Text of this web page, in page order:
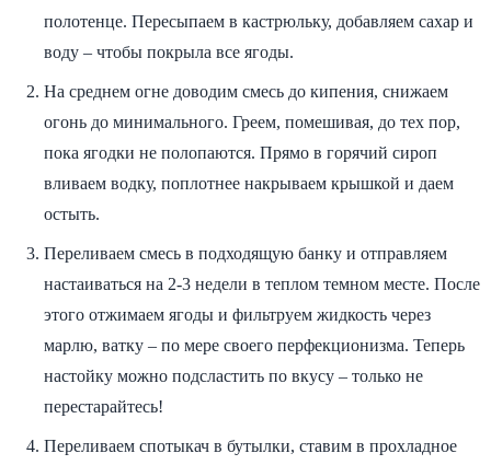
полотенце. Пересыпаем в кастрюльку, добавляем сахар и
воду – чтобы покрыла все ягоды.
На среднем огне доводим смесь до кипения, снижаем
огонь до минимального. Греем, помешивая, до тех пор,
пока ягодки не полопаются. Прямо в горячий сироп
вливаем водку, поплотнее накрываем крышкой и даем
остыть.
Переливаем смесь в подходящую банку и отправляем
настаиваться на 2-3 недели в теплом темном месте. После
этого отжимаем ягоды и фильтруем жидкость через
марлю, ватку – по мере своего перфекционизма. Теперь
настойку можно подсластить по вкусу – только не
перестарайтесь!
Переливаем спотыкач в бутылки, ставим в прохладное